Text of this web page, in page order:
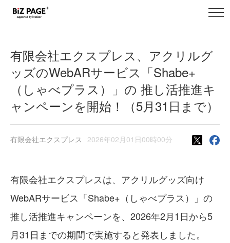
toggle
有限会社エクスプレス、アクリルグ
ッズのWebARサービス「Shabe+
（しゃべプラス）」の 推し活推進キ
ャンペーンを開始！（5月31日まで）
有限会社エクスプレス 2026年02月01日00時00分
有限会社エクスプレスは、アクリルグッズ向け
WebARサービス「Shabe+（しゃべプラス）」の
推し活推進キャンペーンを、2026年2月1日から5
月31日までの期間で実施すると発表しました。